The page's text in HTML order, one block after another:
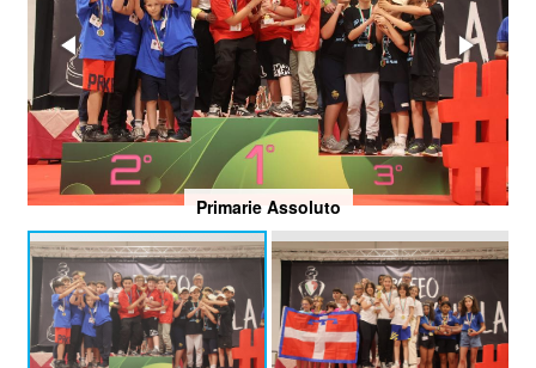
Primarie Assoluto